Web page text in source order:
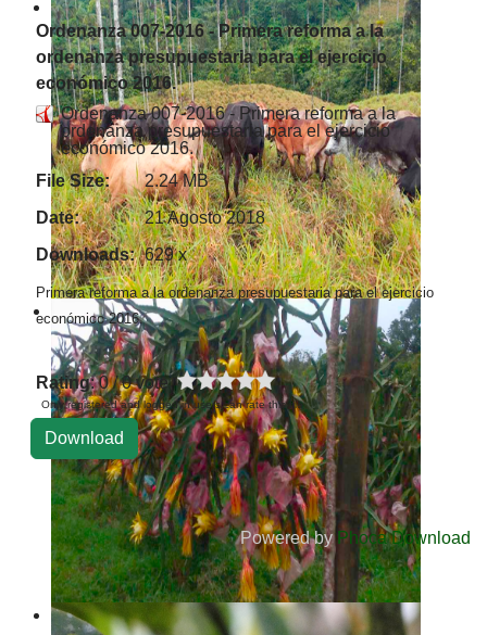
Ordenanza 007-2016 - Primera reforma a la
ordenanza presupuestaria para el ejercicio
económico 2016.
Ordenanza 007-2016 - Primera reforma a la
ordenanza presupuestaria para el ejercicio
económico 2016.
File Size:
2.24 MB
Date:
21 Agosto 2018
Downloads: 629 x
Primera reforma a la ordenanza presupuestaria para el ejercicio
económico 2016.
Rating: 0 / 0 vote
Only registered and logged in users can rate this file
Powered by Phoca Download